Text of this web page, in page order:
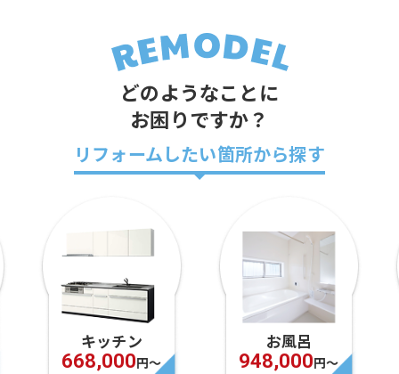
どのようなことに
お困りですか？
リフォームしたい箇所から探す
キッチン
668,000円〜
お風呂
948,000円〜